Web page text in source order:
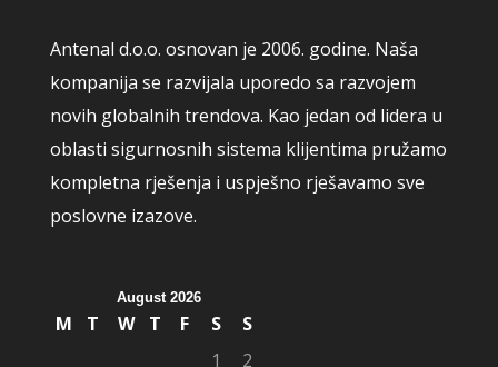
Antenal d.o.o. osnovan je 2006. godine. Naša
kompanija se razvijala uporedo sa razvojem
novih globalnih trendova. Kao jedan od lidera u
oblasti sigurnosnih sistema klijentima pružamo
kompletna rješenja i uspješno rješavamo sve
poslovne izazove.
August 2026
M T W T F S
S
1
2